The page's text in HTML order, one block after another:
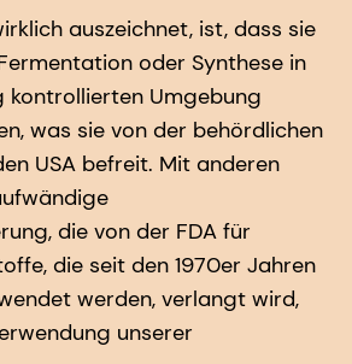
auszeichnet, ist, dass sie
oder Synthese in
kontrollierten Umgebung
was sie von der behördlichen
USA befreit. Mit anderen
die von der FDA für
die seit den 1970er Jahren
werden, verlangt wird,
unserer